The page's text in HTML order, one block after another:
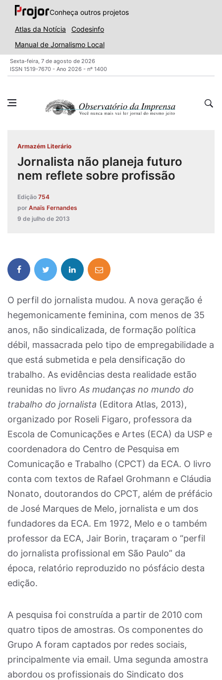
Conheça outros projetos
Atlas da Notícia
Codesinfo
Manual de Jornalismo Local
Sexta-feira, 7 de agosto de 2026
ISSN 1519-7670 - Ano 2026 - nº 1400
Armazém Literário
Jornalista não planeja futuro
nem reflete sobre profissão
Edição 754
por Anaïs Fernandes
9 de julho de 2013
O perfil do jornalista mudou. A nova geração é
hegemonicamente feminina, com menos de 35
anos, não sindicalizada, de formação política
débil, massacrada pelo tipo de empregabilidade a
que está submetida e pela densificação do
trabalho. As evidências desta realidade estão
reunidas no livro As mudanças no mundo do
trabalho do jornalista (Editora Atlas, 2013),
organizado por Roseli Figaro, professora da
Escola de Comunicações e Artes (ECA) da USP e
coordenadora do Centro de Pesquisa em
Comunicação e Trabalho (CPCT) da ECA. O livro
conta com textos de Rafael Grohmann e Cláudia
Nonato, doutorandos do CPCT, além de préfácio
de José Marques de Melo, jornalista e um dos
fundadores da ECA. Em 1972, Melo e o também
professor da ECA, Jair Borin, traçaram o “perfil
do jornalista profissional em São Paulo” da
época, relatório reproduzido no pósfácio desta
edição.
A pesquisa foi construída a partir de 2010 com
quatro tipos de amostras. Os componentes do
Grupo A foram captados por redes sociais,
principalmente via email. Uma segunda amostra
abordou os profissionais do Sindicato dos